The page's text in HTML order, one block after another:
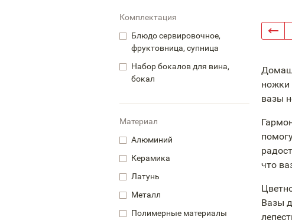
ножки
вазы
что
Вазы
Комплектация
Блюдо сервировочное,
фруктовница, супница
Набор бокалов для вина,
бокал
Материал
Алюминий
Керамика
Латунь
Металл
Полимерные материалы